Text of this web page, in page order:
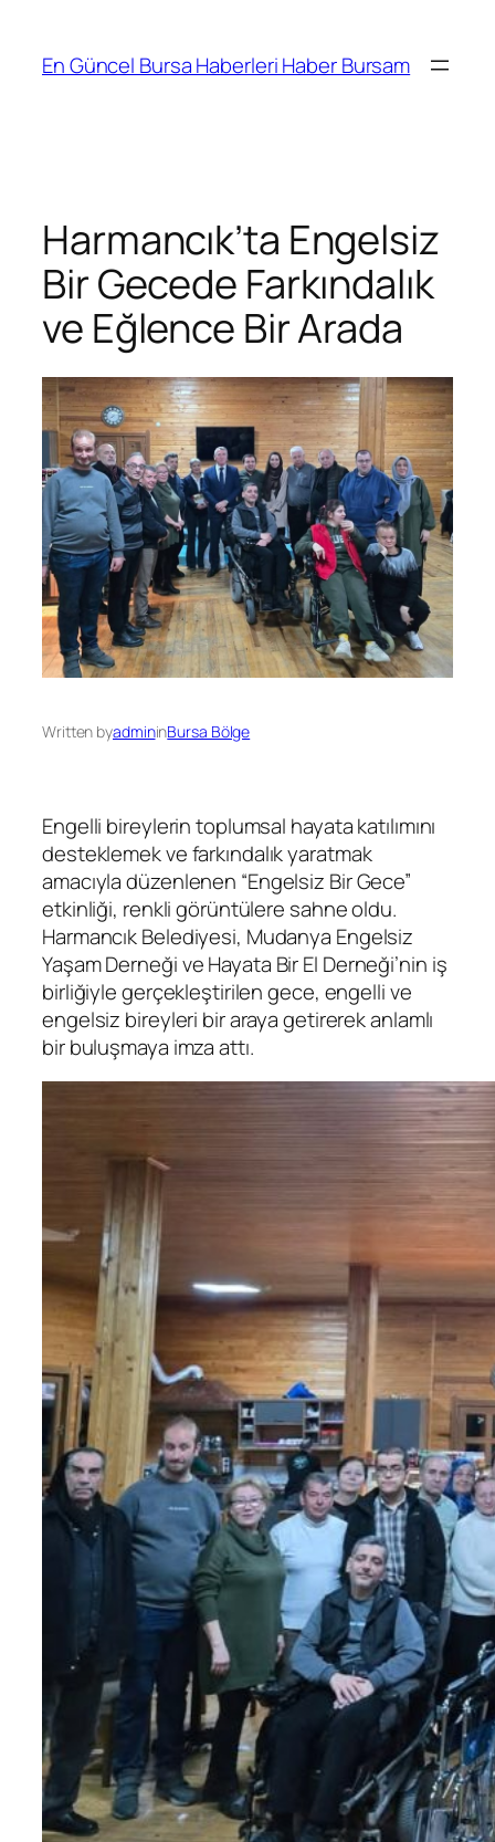
En Güncel Bursa Haberleri Haber Bursam
Harmancık’ta Engelsiz
Bir Gecede Farkındalık
ve Eğlence Bir Arada
Written byadmininBursa Bölge
Engelli bireylerin toplumsal hayata katılımını
desteklemek ve farkındalık yaratmak
amacıyla düzenlenen “Engelsiz Bir Gece”
etkinliği, renkli görüntülere sahne oldu.
Harmancık Belediyesi, Mudanya Engelsiz
Yaşam Derneği ve Hayata Bir El Derneği’nin iş
birliğiyle gerçekleştirilen gece, engelli ve
engelsiz bireyleri bir araya getirerek anlamlı
bir buluşmaya imza attı.